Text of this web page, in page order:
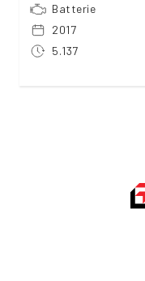
Batterie
2017
5.137